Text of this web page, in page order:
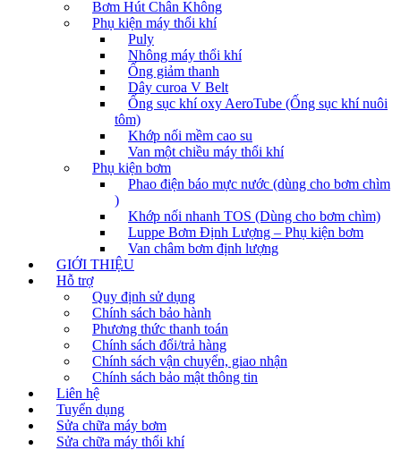
Bơm Hút Chân Không
Phụ kiện máy thổi khí
Puly
Nhông máy thổi khí
Ống giảm thanh
Dây curoa V Belt
Ống sục khí oxy AeroTube (Ống sục khí nuôi
tôm)
Khớp nối mềm cao su
Van một chiều máy thổi khí
Phụ kiện bơm
Phao điện báo mực nước (dùng cho bơm chìm
)
Khớp nối nhanh TOS (Dùng cho bơm chìm)
Luppe Bơm Định Lượng – Phụ kiện bơm
Van châm bơm định lượng
GIỚI THIỆU
Hỗ trợ
Quy định sử dụng
Chính sách bảo hành
Phương thức thanh toán
Chính sách đổi/trả hàng
Chính sách vận chuyển, giao nhận
Chính sách bảo mật thông tin
Liên hệ
Tuyển dụng
Sửa chữa máy bơm
Sửa chữa máy thổi khí